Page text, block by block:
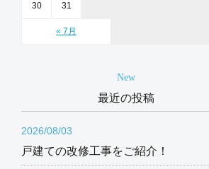
« 7月
30 31
New
最近の投稿
2026/08/03
戸建ての改修工事をご紹介！